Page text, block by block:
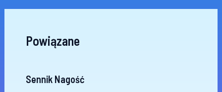
Powiązane
Sennik Nagość